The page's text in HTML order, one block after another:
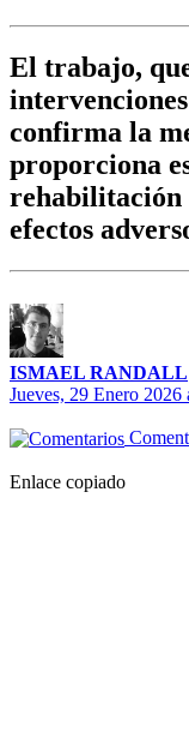
El trabajo,
confirma la
proporciona
rehabilitación
efectos
ISMAEL RANDALL
Jueves, 29 Enero 2026
Enlace copiado